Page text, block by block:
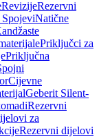
RevizijeRezervni
Natične
Priključci za
Priključna
Cijevne
Geberit Silent-
Rezervni
za
Rezervni dijelovi